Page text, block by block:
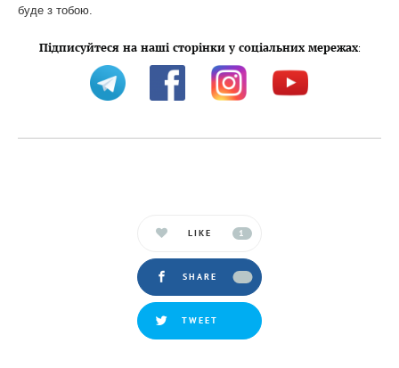
буде з тобою.
Підписуйтеся на наші сторінки у соціальних мережах:
LIKE 1
SHARE
TWEET